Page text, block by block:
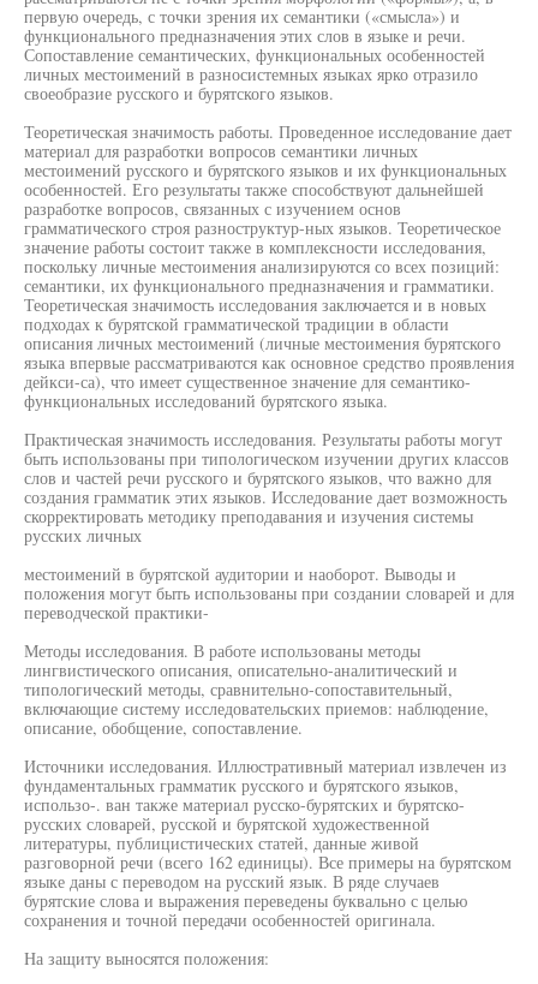
первую очередь, с точки зрения их семантики («смысла») и
функционального предназначения этих слов в языке и речи.
Сопоставление семантических, функциональных особенностей
личных местоимений в разносистемных языках ярко отразило
своеобразие русского и бурятского языков.
Теоретическая значимость работы. Проведенное исследование дает
материал для разработки вопросов семантики личных
местоимений русского и бурятского языков и их функциональных
особенностей. Его результаты также способствуют дальнейшей
разработке вопросов, связанных с изучением основ
грамматического строя разноструктур-ных языков. Теоретическое
значение работы состоит также в комплексности исследования,
поскольку личные местоимения анализируются со всех позиций:
семантики, их функционального предназначения и грамматики.
Теоретическая значимость исследования заключается и в новых
подходах к бурятской грамматической традиции в области
описания личных местоимений (личные местоимения бурятского
языка впервые рассматриваются как основное средство проявления
дейкси-са), что имеет существенное значение для семантико-
функциональных исследований бурятского языка.
Практическая значимость исследования. Результаты работы могут
быть использованы при типологическом изучении других классов
слов и частей речи русского и бурятского языков, что важно для
создания грамматик этих языков. Исследование дает возможность
скорректировать методику преподавания и изучения системы
русских личных
местоимений в бурятской аудитории и наоборот. Выводы и
положения могут быть использованы при создании словарей и для
переводческой практики-
Методы исследования. В работе использованы методы
лингвистического описания, описательно-аналитический и
типологический методы, сравнительно-сопоставительный,
включающие систему исследовательских приемов: наблюдение,
описание, обобщение, сопоставление.
Источники исследования. Иллюстративный материал извлечен из
фундаментальных грамматик русского и бурятского языков,
использо-. ван также материал русско-бурятских и бурятско-
русских словарей, русской и бурятской художественной
литературы, публицистических статей, данные живой
разговорной речи (всего 162 единицы). Все примеры на бурятском
языке даны с переводом на русский язык. В ряде случаев
бурятские слова и выражения переведены буквально с целью
сохранения и точной передачи особенностей оригинала.
На защиту выносятся положения: